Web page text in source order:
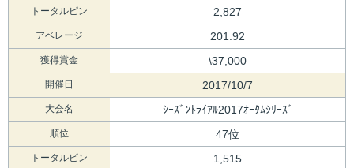
トータルピン 2,827
アベレージ 201.92
獲得賞金 \37,000
開催日 2017/10/7
大会名 ｼｰｽﾞﾝﾄﾗｲｱﾙ2017ｵｰﾀﾑｼﾘｰｽﾞ
順位 47位
トータルピン 1,515